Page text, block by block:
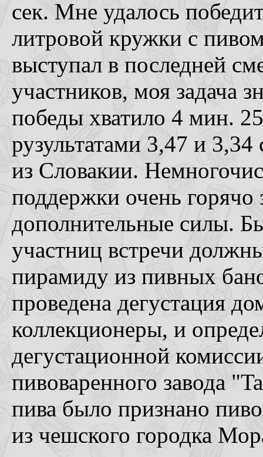
сек. Мне удалось
литровой кружки с
выступал в последней
участников, моя задача
победы хватило 4 мин.
рузультатами 3,47 и 3,34
из Словакии.
поддержки очень горячо
дополнительные силы.
участниц встречи
пирамиду из пивных
проведена дегустация
коллекционеры, и
дегустационной
пивоваренного завода
пива было признано
из чешского городка